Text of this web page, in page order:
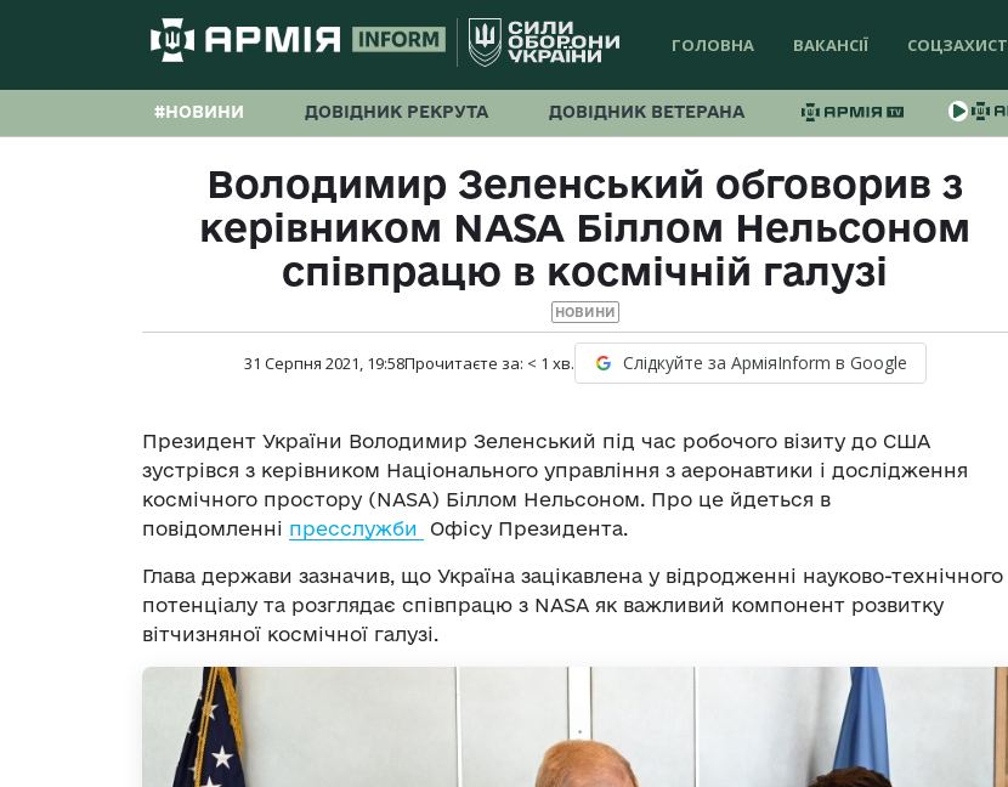
ГОЛОВНА ВАКАНСІЇ СОЦЗАХИСТ
#НОВИНИ ДОВІДНИК РЕКРУТА ДОВІДНИК ВЕТЕРАНА
Володимир Зеленський обговорив з
керівником NASA Біллом Нельсоном
співпрацю в космічній галузі
НОВИНИ
31 Серпня 2021, 19:58Прочитаєте за: < 1 хв. Слідкуйте за АрміяInform в Google
Президент України Володимир Зеленський під час робочого візиту до США
зустрівся з керівником Національного управління з аеронавтики і дослідження
космічного простору (NASA) Біллом Нельсоном. Про це йдеться в
повідомленні пресслужби Офісу Президента.
Глава держави зазначив, що Україна зацікавлена у відродженні науково-технічного
потенціалу та розглядає співпрацю з NASA як важливий компонент розвитку
вітчизняної космічної галузі.